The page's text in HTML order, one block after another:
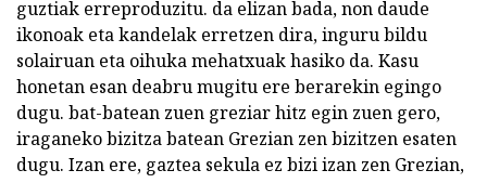
guztiak erreproduzitu. da elizan bada, non daude
ikonoak eta kandelak erretzen dira, inguru bildu
solairuan eta oihuka mehatxuak hasiko da. Kasu
honetan esan deabru mugitu ere berarekin egingo
dugu. bat-batean zuen greziar hitz egin zuen gero,
iraganeko bizitza batean Grezian zen bizitzen esaten
dugu. Izan ere, gaztea sekula ez bizi izan zen Grezian,